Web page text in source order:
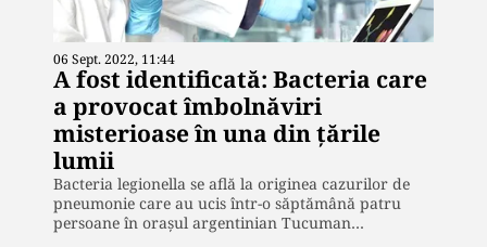
06 Sept. 2022, 11:44
A fost identificată: Bacteria care
a provocat îmbolnăviri
misterioase în una din țările
lumii
Bacteria legionella se află la originea cazurilor de
pneumonie care au ucis într-o săptămână patru
persoane în oraşul argentinian Tucuman…